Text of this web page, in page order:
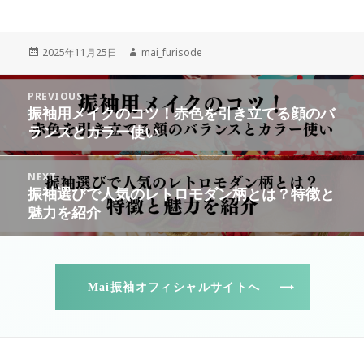
Posted
2025年11月25日 Author
mai_furisode
投
ン
PREVIOUS
Previous
post:
振袖用メイクのコツ！赤色を引き立てる顔のバ
ランスとカラー使い
NEXT
Next
post:
振袖選びで人気のレトロモダン柄とは？特徴と
魅力を紹介
Mai振袖オフィシャルサイトへ